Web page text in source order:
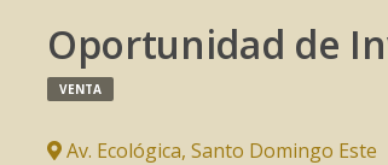
Oportunidad de
VENTA
Av. Ecológica, Santo Domingo Este